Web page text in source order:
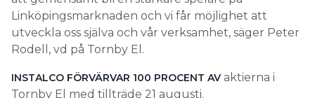
Linköpingsmarknaden och vi får möjlighet att
utveckla oss själva och vår verksamhet, säger Peter
Rodell, vd på Tornby El.
INSTALCO FÖRVÄRVAR 100 PROCENT AV aktierna i
Tornby El med tillträde 21 augusti.